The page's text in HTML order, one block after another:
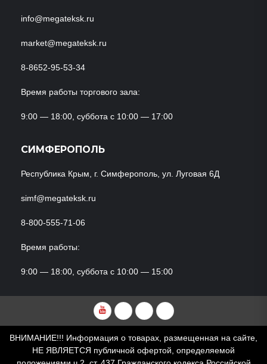
info@megateksk.ru
market@megateksk.ru
8-8652-95-53-34
Время работы торгового зала:
9:00 — 18:00, суббота с 10:00 — 17:00
СИМФЕРОПОЛЬ
Республика Крым, г. Симферополь, ул. Луговая 6Д
simf@megateksk.ru
8-800-555-71-06
Время работы:
9:00 — 18:00, суббота с 10:00 — 15:00
YouTubeVKvideoRuTubeDzen
ВНИМАНИЕ!!! Информация о товарах, размещенная на сайте,
НЕ ЯВЛЯЕТСЯ публичной офертой, определяемой